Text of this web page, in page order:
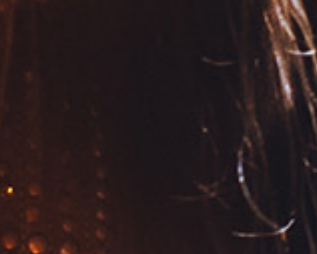
Serena Lo Faro (fisarmonica) e Beatrice Orrigo (voce)
03
Angela Vicidomini (voce) e Alessio Briano (tastiere)
04
H 18.30 / H 20.30 - KIDS
Art Painting con Ops Teatro